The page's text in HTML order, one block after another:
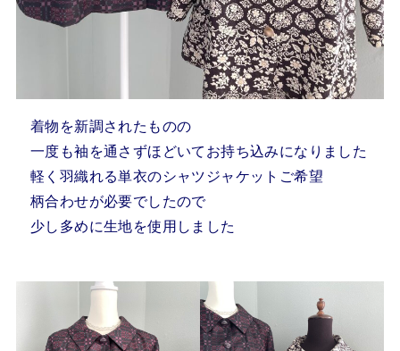
着物を新調されたものの
一度も袖を通さずほどいてお持ち込みになりました
軽く羽織れる単衣のシャツジャケットご希望
柄合わせが必要でしたので
少し多めに生地を使用しました